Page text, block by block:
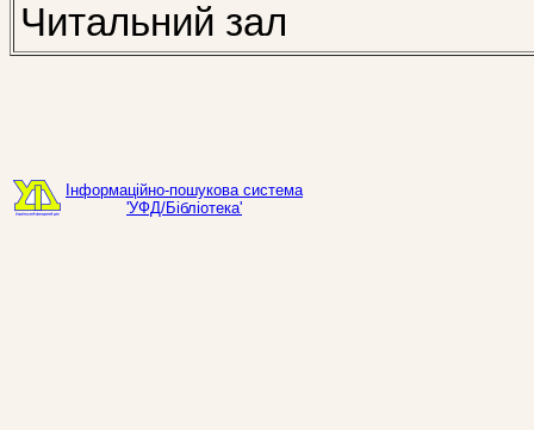
Читальний зал
Інформаційно-пошукова система
'УФД/Бібліотека'